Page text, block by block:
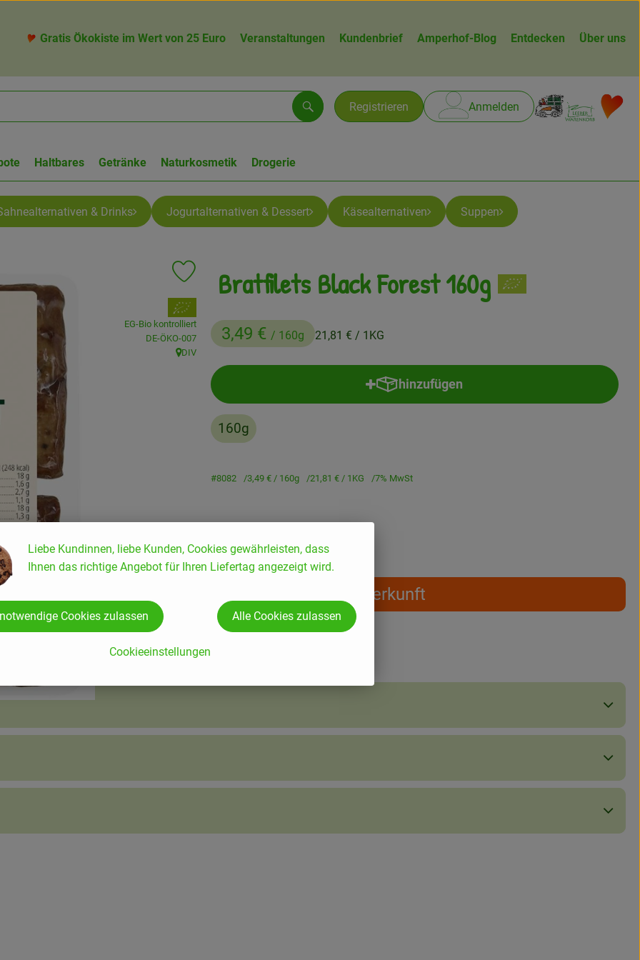
Gratis Ökokiste im Wert von 25 Euro Veranstaltungen Kundenbrief Amperhof-Blog Entdecken Über uns
Registrieren Anmelden
Suchen
Haltbares Getränke Naturkosmetik Drogerie
& Drinks Jogurtalternativen & Dessert Käsealternativen Suppen
Bratfilets Black Forest 160g
3,49 € / 160g 21,81 € / 1KG
Produkt zu Favouriten hinzufügen
, Verband:
EG-Bio kontrolliert
, Kontrollstelle:
DE-ÖKO-007
, Herkunft:
DIV
hinzufügen
Produkt zum Warenkorb hinzufügen
160g
#8082 3,49 € / 160g 21,81 € / 1KG 7% MwSt
Herkunft
Rezepte gefunden.
Liebe Kundinnen, liebe Kunden, Cookies gewährleisten, dass
Ihnen das richtige Angebot für Ihren Liefertag angezeigt wird.
Cookieeinstellungen
Cookies zulassen Alle Cookies zulassen